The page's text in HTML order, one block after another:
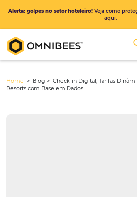
Alerta: golpes no setor hoteleiro!Veja